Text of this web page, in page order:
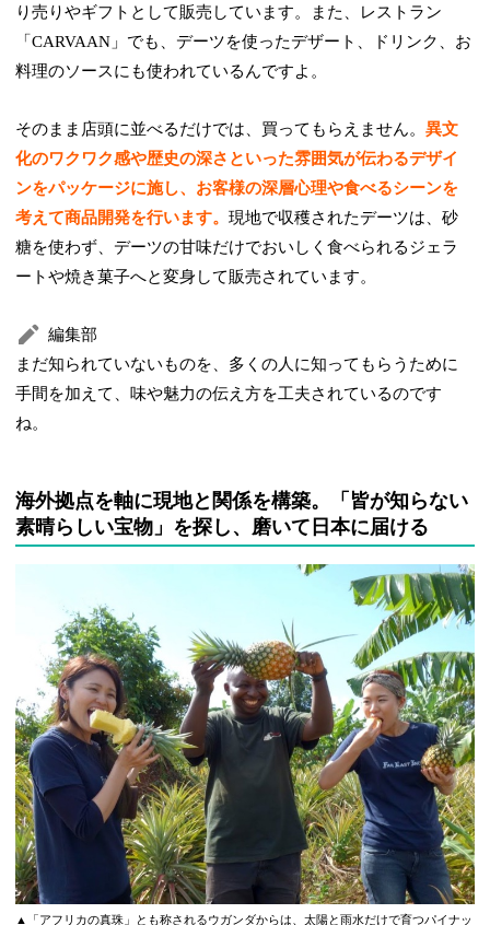
り売りやギフトとして販売しています。また、レストラン
「CARVAAN」でも、デーツを使ったデザート、ドリンク、お
料理のソースにも使われているんですよ。
そのまま店頭に並べるだけでは、買ってもらえません。異文
化のワクワク感や歴史の深さといった雰囲気が伝わるデザイ
ンをパッケージに施し、お客様の深層心理や食べるシーンを
考えて商品開発を行います。現地で収穫されたデーツは、砂
糖を使わず、デーツの甘味だけでおいしく食べられるジェラ
ートや焼き菓子へと変身して販売されています。
編集部
まだ知られていないものを、多くの人に知ってもらうために
手間を加えて、味や魅力の伝え方を工夫されているのです
ね。
海外拠点を軸に現地と関係を構築。「皆が知らない
素晴らしい宝物」を探し、磨いて日本に届ける
▲「アフリカの真珠」とも称されるウガンダからは、太陽と雨水だけで育つパイナッ